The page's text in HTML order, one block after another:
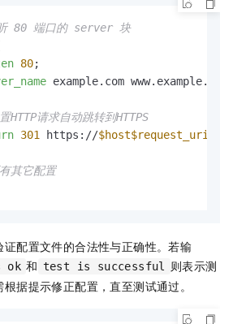
80 端口的 server 块
80;
example.com
HTTP请求自动跳转到HTTPS
301 https://$host$request_uri
其它配置
证配置文件的合法性与正确性。若输
ok 和 test is successful 则表示测
据提示修正配置，直至测试通过。